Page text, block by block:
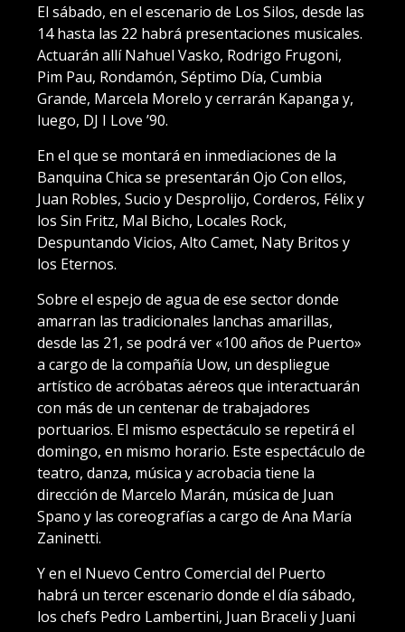
El sábado, en el escenario de Los Silos, desde las
14 hasta las 22 habrá presentaciones musicales.
Actuarán allí Nahuel Vasko, Rodrigo Frugoni,
Pim Pau, Rondamón, Séptimo Día, Cumbia
Grande, Marcela Morelo y cerrarán Kapanga y,
luego, DJ I Love ’90.
En el que se montará en inmediaciones de la
Banquina Chica se presentarán Ojo Con ellos,
Juan Robles, Sucio y Desprolijo, Corderos, Félix y
los Sin Fritz, Mal Bicho, Locales Rock,
Despuntando Vicios, Alto Camet, Naty Britos y
los Eternos.
Sobre el espejo de agua de ese sector donde
amarran las tradicionales lanchas amarillas,
desde las 21, se podrá ver «100 años de Puerto»
a cargo de la compañía Uow, un despliegue
artístico de acróbatas aéreos que interactuarán
con más de un centenar de trabajadores
portuarios. El mismo espectáculo se repetirá el
domingo, en mismo horario. Este espectáculo de
teatro, danza, música y acrobacia tiene la
dirección de Marcelo Marán, música de Juan
Spano y las coreografías a cargo de Ana María
Zaninetti.
Y en el Nuevo Centro Comercial del Puerto
habrá un tercer escenario donde el día sábado,
los chefs Pedro Lambertini, Juan Braceli y Juani